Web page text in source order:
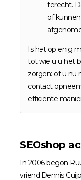
terecht.
of
Is het op enig
tot wie u u het
zorgen: of u nu
contact
efficiënte
SEOshop
In 2006 begon
vriend Dennis